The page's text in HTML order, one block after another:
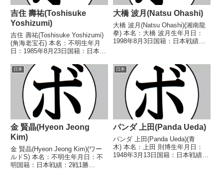
吉住 壽祐(Toshisuke
Yoshizumi)
吉住 壽祐(Toshisuke Yoshizumi)
(角海老宝石) 本名：不明生年月
日：1985年8月23日国籍：日本戦
得タイトル】なし 【戦歴】
2003/06/16 ○4R判定 3-0(40-
37、...
大橋 波月(Natsu Ohashi)
大橋 波月(Natsu Ohashi)(湘南龍
拳) 本名：大橋 波月生年月日：
1998年8月3日国籍：日本戦績：
2016/05/31 ○3RTKO 中島 珠
旗(三迫)2016/0...
日本
金 賢晶(Hyeon Jeong
Kim)
金 賢晶(Hyeon Jeong Kim)(ワー
ルドS) 本名：不明生年月日：不
明国籍：日本戦績：2戦1勝
日本
パンダ 上田(Panda Ueda)
パンダ 上田(Panda Ueda)(青
木) 本名：上田 則博生年月日：
1948年3月13日国籍：日本戦績：